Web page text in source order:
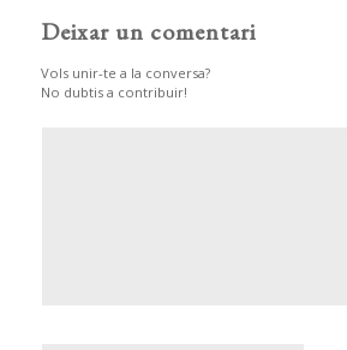
Deixar un comentari
Vols unir-te a la conversa?
No dubtis a contribuir!